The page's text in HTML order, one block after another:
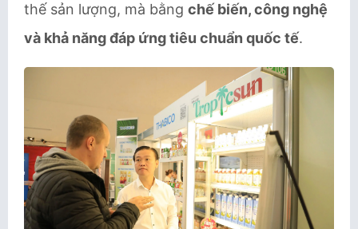
thế sản lượng, mà bằng chế biến, công nghệ
và khả năng đáp ứng tiêu chuẩn quốc tế.